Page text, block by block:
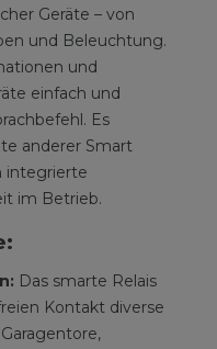
Geräte – von
und Beleuchtung.
und
einfach und
Es
anderer Smart
integrierte
im Betrieb.
Das smarte Relais
Kontakt diverse